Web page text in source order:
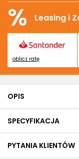
% Leasing i
oblicz ratę
OPIS
SPECYFIKACJA
PYTANIA KLIENTÓW